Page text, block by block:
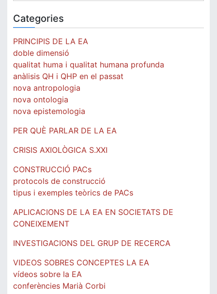
Categories
PRINCIPIS DE LA EA
doble dimensió
qualitat huma i qualitat humana profunda
anàlisis QH i QHP en el passat
nova antropologia
nova ontologia
nova epistemologia
PER QUÈ PARLAR DE LA EA
CRISIS AXIOLÒGICA S.XXI
CONSTRUCCIÓ PACs
protocols de construcció
tipus i exemples teòrics de PACs
APLICACIONS DE LA EA EN SOCIETATS DE
CONEIXEMENT
INVESTIGACIONS DEL GRUP DE RECERCA
VIDEOS SOBRES CONCEPTES LA EA
vídeos sobre la EA
conferències Marià Corbi